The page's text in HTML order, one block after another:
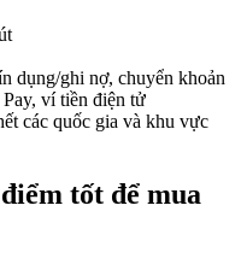
thế chấp
dụng/ghi nợ, chuyển khoản
ví tiền điện tử
các quốc gia và khu vực
tốt để mua